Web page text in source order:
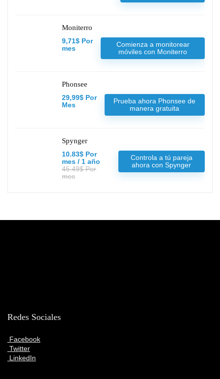
Moniterro
9,71$ Por
mes
Comienza a monitorear
móviles con Moniterro
Phonsee
29,99$ Por
Mes
Prueba ahora Phonsee de
manera gratuita
Spynger
10.83$ Por
mes / 1 año
45.49$ Por
mes
Controla a tú pareja
ahora con Spynger
Redes Sociales
Facebook
Twitter
LinkedIn